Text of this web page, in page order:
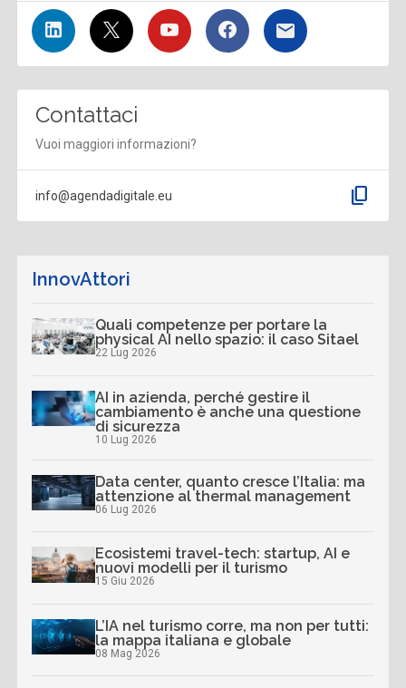
Contattaci
Vuoi maggiori informazioni?
info@agendadigitale.eu content_copy
InnovAttori
Quali competenze per portare la
physical AI nello spazio: il caso Sitael
22 Lug 2026
AI in azienda, perché gestire il
cambiamento è anche una questione
di sicurezza
10 Lug 2026
Data center, quanto cresce l’Italia: ma
attenzione al thermal management
06 Lug 2026
Ecosistemi travel-tech: startup, AI e
nuovi modelli per il turismo
15 Giu 2026
L’IA nel turismo corre, ma non per tutti:
la mappa italiana e globale
08 Mag 2026